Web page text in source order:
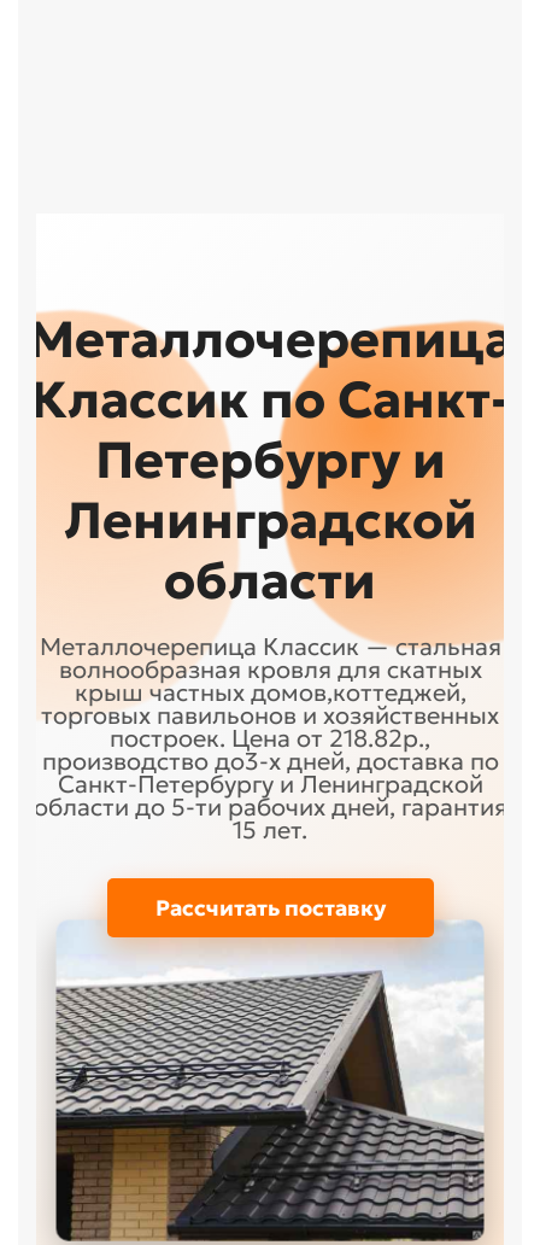
Металлочерепица
Классик по Санкт-
Петербургу и
Ленинградской
области
Металлочерепица Классик — стальная
волнообразная кровля для скатных
крыш частных домов,коттеджей,
торговых павильонов и хозяйственных
построек. Цена от 218.82р.,
производство до3-х дней, доставка по
Санкт-Петербургу и Ленинградской
области до 5-ти рабочих дней, гарантия
15 лет.
Рассчитать поставку